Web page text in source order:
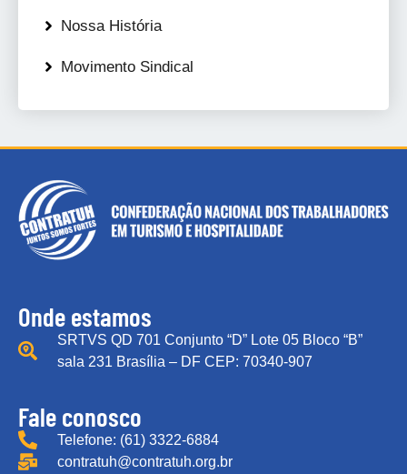
Nossa História
Movimento Sindical
Onde estamos
SRTVS QD 701 Conjunto “D” Lote 05 Bloco “B”
sala 231 Brasília – DF CEP: 70340-907
Fale conosco
Telefone: (61) 3322-6884
contratuh@contratuh.org.br